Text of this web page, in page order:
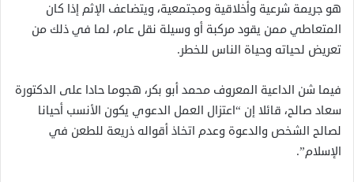
هو جريمة شرعية وأخلاقية ومجتمعية، ويتضاعف الإثم إذا كان
المتعاطي ممن يقود مركبة أو وسيلة نقل عام، لما في ذلك من
تعريض لحياته وحياة الناس للخطر.
فيما شن الداعية المعروف محمد أبو بكر، هجوما حادا على الدكتورة
سعاد صالح، قائلا إن “اعتزال العمل الدعوي يكون الأنسب أحيانا
لصالح الشخص والدعوة وعدم اتخاذ أقواله ذريعة للطعن في
الإسلام”.